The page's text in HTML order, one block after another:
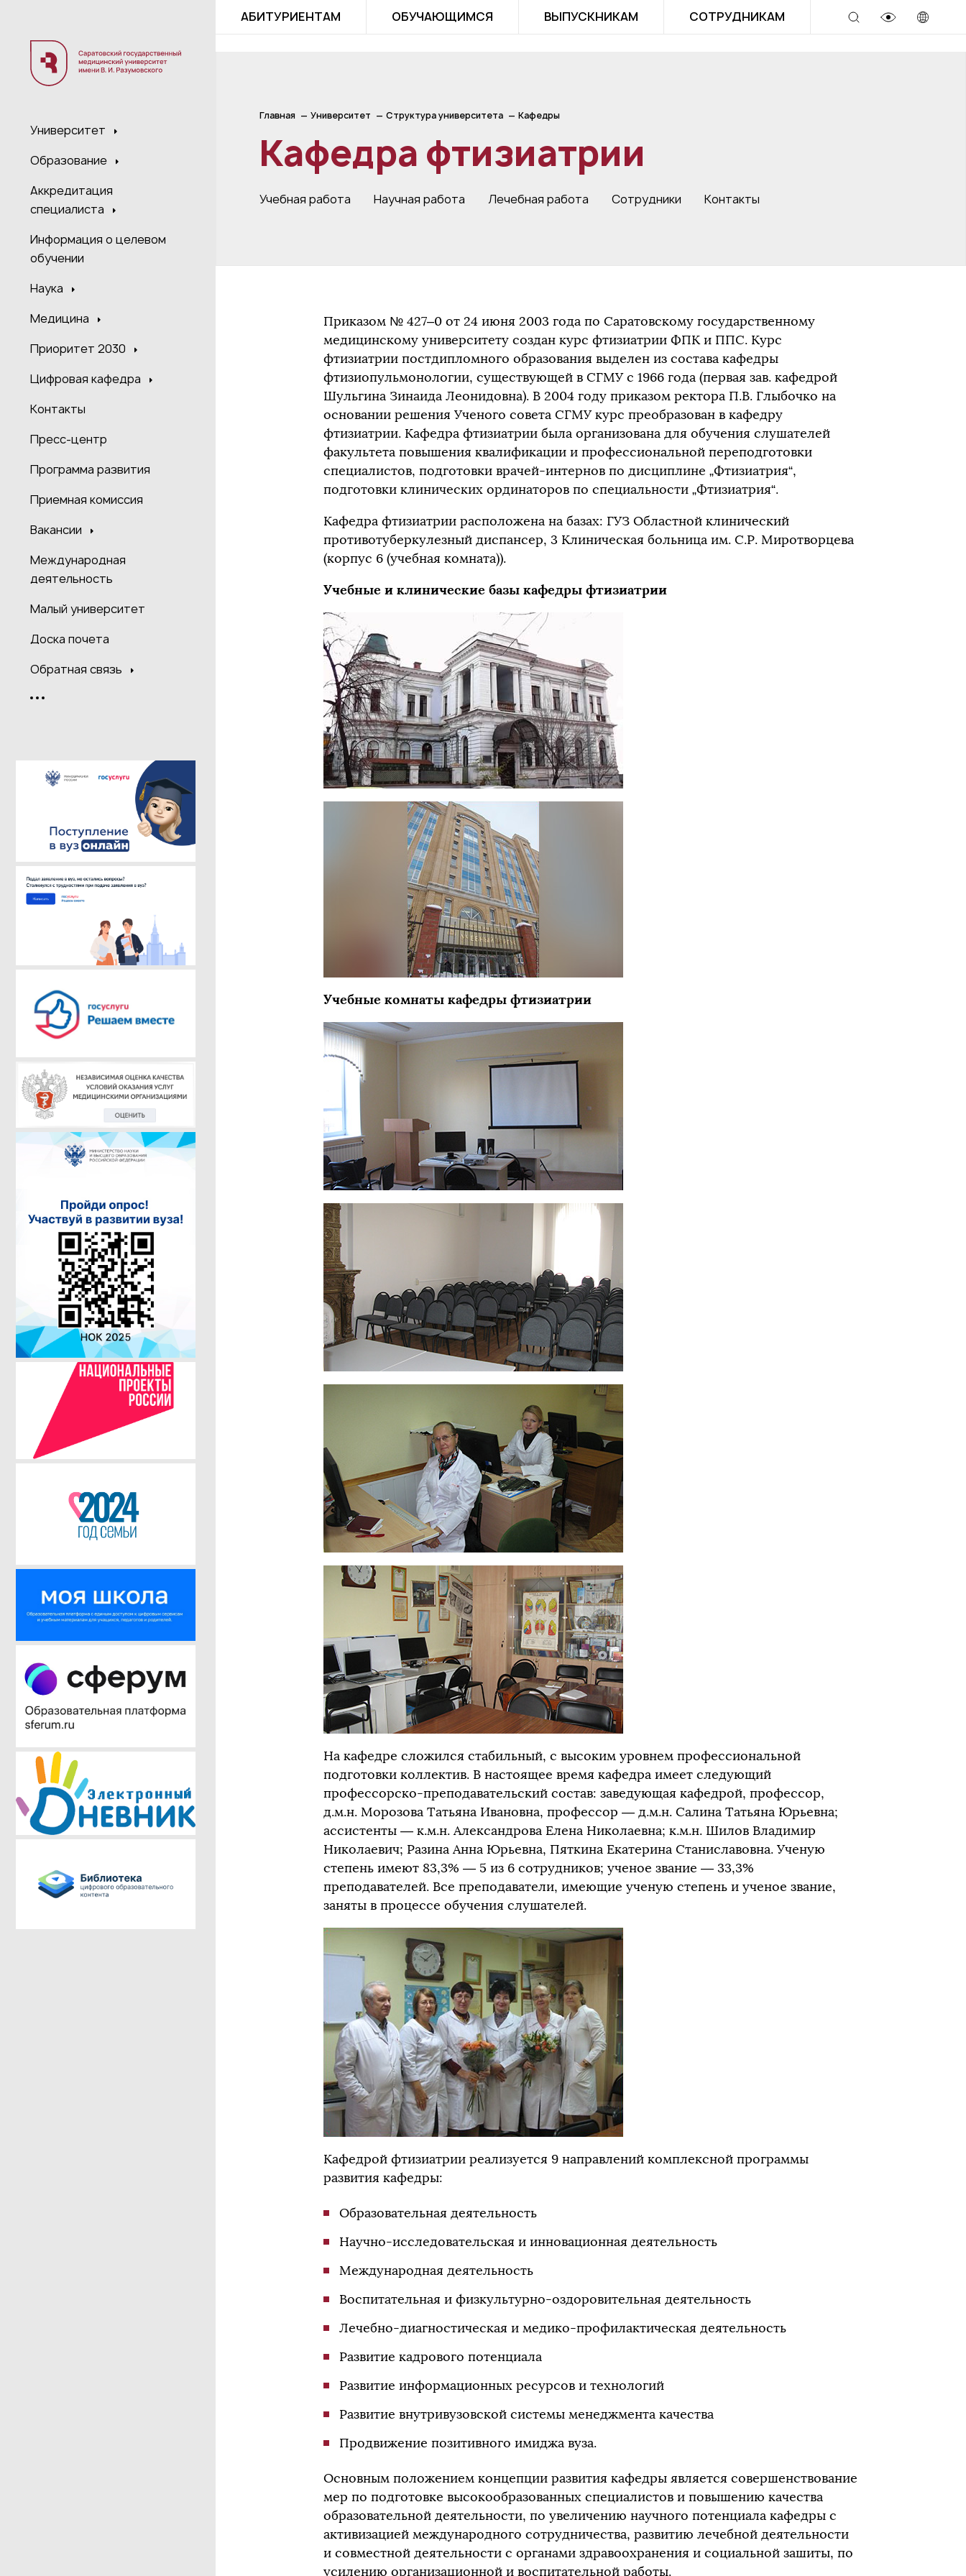
Университет
Образование
Аккредитация
специалиста
Информация о целевом
обучении
Наука
Медицина
Приоритет 2030
Цифровая кафедра
Контакты
Пресс-центр
Программа развития
Приемная комиссия
Вакансии
Международная
деятельность
Малый университет
Доска почета
Обратная связь
АБИТУРИЕНТАМ ОБУЧАЮЩИМСЯ ВЫПУСКНИКАМ СОТРУДНИКАМ
Главная Университет Структура университета Кафедры
Кафедра фтизиатрии
Учебная работа Научная работа Лечебная работа Сотрудники Контакты
Приказом № 427–0 от 24 июня 2003 года по Саратовскому государственному
медицинскому университету создан курс фтизиатрии ФПК и ППС. Курс
фтизиатрии постдипломного образования выделен из состава кафедры
фтизиопульмонологии, существующей в СГМУ с 1966 года (первая зав. кафедрой
Шульгина Зинаида Леонидовна). В 2004 году приказом ректора П.В. Глыбочко на
основании решения Ученого совета СГМУ курс преобразован в кафедру
фтизиатрии. Кафедра фтизиатрии была организована для обучения слушателей
факультета повышения квалификации и профессиональной переподготовки
специалистов, подготовки врачей-интернов по дисциплине „Фтизиатрия“,
подготовки клинических ординаторов по специальности „Фтизиатрия“.
Кафедра фтизиатрии расположена на базах: ГУЗ Областной клинический
противотуберкулезный диспансер, 3 Клиническая больница им. С.Р. Миротворцева
(корпус 6 (учебная комната)).
Учебные и клинические базы кафедры фтизиатрии
Учебные комнаты кафедры фтизиатрии
На кафедре сложился стабильный, с высоким уровнем профессиональной
подготовки коллектив. В настоящее время кафедра имеет следующий
профессорско-преподавательский состав: заведующая кафедрой, профессор,
д.м.н. Морозова Татьяна Ивановна, профессор — д.м.н. Салина Татьяна Юрьевна;
ассистенты — к.м.н. Александрова Елена Николаевна; к.м.н. Шилов Владимир
Николаевич; Разина Анна Юрьевна, Пяткина Екатерина Станиславовна. Ученую
степень имеют 83,3% — 5 из 6 сотрудников; ученое звание — 33,3%
преподавателей. Все преподаватели, имеющие ученую степень и ученое звание,
заняты в процессе обучения слушателей.
Кафедрой фтизиатрии реализуется 9 направлений комплексной программы
развития кафедры:
Образовательная деятельность
Научно-исследовательская и инновационная деятельность
Международная деятельность
Воспитательная и физкультурно-оздоровительная деятельность
Лечебно-диагностическая и медико-профилактическая деятельность
Развитие кадрового потенциала
Развитие информационных ресурсов и технологий
Развитие внутривузовской системы менеджмента качества
Продвижение позитивного имиджа вуза.
Основным положением концепции развития кафедры является совершенствование
мер по подготовке высокообразованных специалистов и повышению качества
образовательной деятельности, по увеличению научного потенциала кафедры с
активизацией международного сотрудничества, развитию лечебной деятельности
и совместной деятельности с органами здравоохранения и социальной зашиты, по
усилению организационной и воспитательной работы.